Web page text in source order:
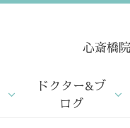
心斎橋院
ドクター&ブ
ログ